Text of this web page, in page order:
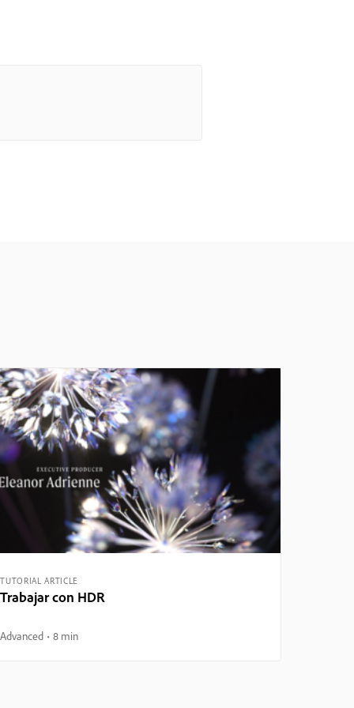
TUTORIAL ARTICLE
Trabajar con HDR
Advanced 8 min